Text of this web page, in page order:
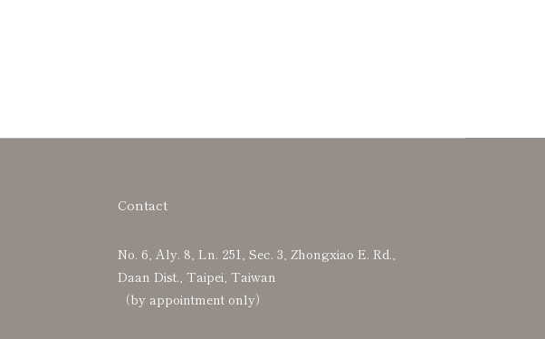
Contact
No. 6, Aly. 8, Ln. 251, Sec. 3, Zhongxiao E. Rd.,
Daan Dist., Taipei, Taiwan
（by appointment only）